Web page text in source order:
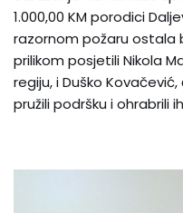
1.000,00 KM porodici
razornom požaru ostala
prilikom posjetili Nikola
regiju, i Duško
pružili podršku i ohrabrili